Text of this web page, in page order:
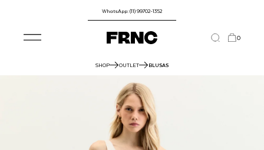
WhatsApp: (11) 99702-1352
0
SHOP OUTLET BLUSAS